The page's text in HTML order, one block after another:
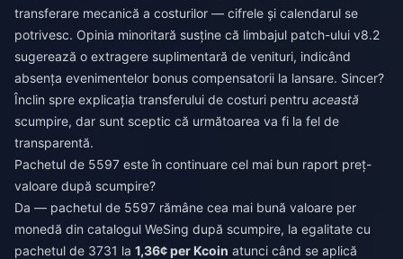
transferare mecanică a costurilor — cifrele și calendarul se
potrivesc. Opinia minoritară susține că limbajul patch-ului v8.2
sugerează o extragere suplimentară de venituri, indicând
absența evenimentelor bonus compensatorii la lansare. Sincer?
Înclin spre explicația transferului de costuri pentru această
scumpire, dar sunt sceptic că următoarea va fi la fel de
transparentă.
Pachetul de 5597 este în continuare cel mai bun raport preț-
valoare după scumpire?
Da — pachetul de 5597 rămâne cea mai bună valoare per
monedă din catalogul WeSing după scumpire, la egalitate cu
pachetul de 3731 la 1,36¢ per Kcoin atunci când se aplică